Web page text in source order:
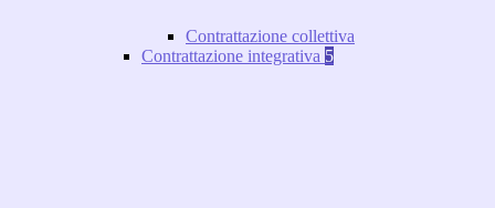
Contrattazione collettiva
Contrattazione integrativa 5